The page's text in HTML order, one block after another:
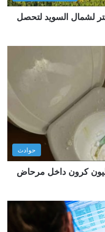
تنتقل 900 كيلومتر لشمال السويد لتحصل
حوادث
كرون داخل مرحاض